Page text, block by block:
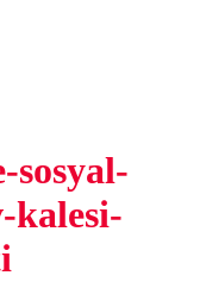
sosyal-
kalesi-